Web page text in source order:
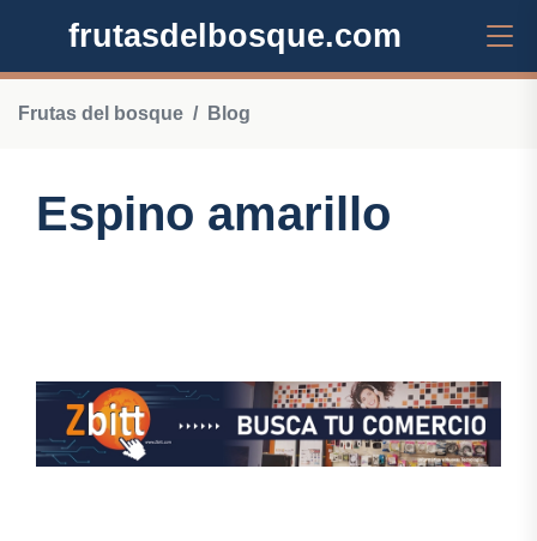
frutasdelbosque.com
Frutas del bosque Blog
Espino amarillo